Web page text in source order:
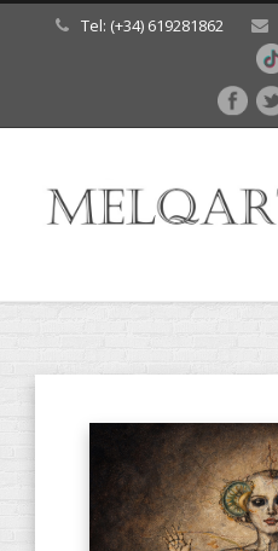
Tel: (+34) 619281862